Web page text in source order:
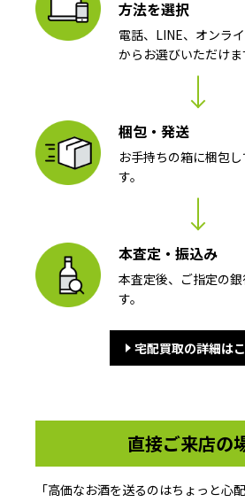
方法を選択
電話、LINE、オンラ
からお選びいただけま
梱包・発送
お手持ちの箱に梱包
す。
本査定・振込み
本査定後、ご指定の
す。
宅配買取の詳細は
直接ご来店の
「高価なお酒を送るのはちょっと心